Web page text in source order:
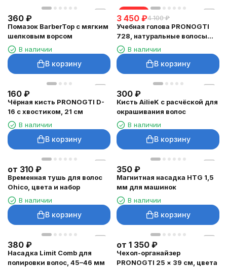
360 ₽
Помазок BarberTop с мягким
шелковым ворсом
В наличии
В корзину
скидка
3 450 ₽4 100 ₽
Учебная голова PRONOGTI
728, натуральные волосы
40–45 см
В наличии
В корзину
160 ₽
Чёрная кисть PRONOGTI D-
16 с хвостиком, 21 см
В наличии
В корзину
300 ₽
Кисть AilieK с расчёской для
окрашивания волос
В наличии
В корзину
от 310 ₽
Временная тушь для волос
Ohico, цвета и набор
В наличии
В корзину
350 ₽
Магнитная насадка HTG 1,5
мм для машинок
В наличии
В корзину
380 ₽
Насадка Limit Comb для
полировки волос, 45–46 мм
от 1 350 ₽
Чехол-органайзер
PRONOGTI 25 × 39 см, цвета